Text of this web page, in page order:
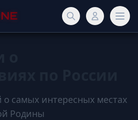
о самых интересных местах
Родины